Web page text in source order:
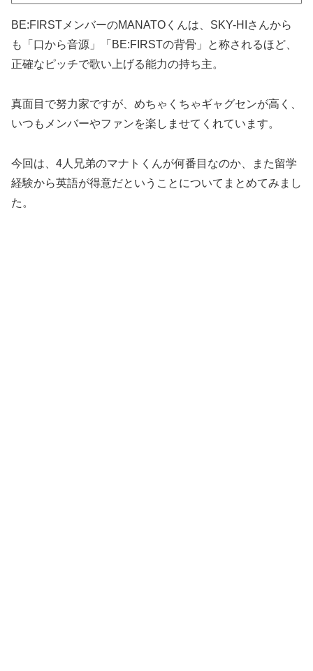
BE:FIRSTメンバーのMANATOくんは、SKY-HIさんから
も「口から音源」「BE:FIRSTの背骨」と称されるほど、
正確なピッチで歌い上げる能力の持ち主。
真面目で努力家ですが、めちゃくちゃギャグセンが高く、
いつもメンバーやファンを楽しませてくれています。
今回は、4人兄弟のマナトくんが何番目なのか、また留学
経験から英語が得意だということについてまとめてみまし
た。